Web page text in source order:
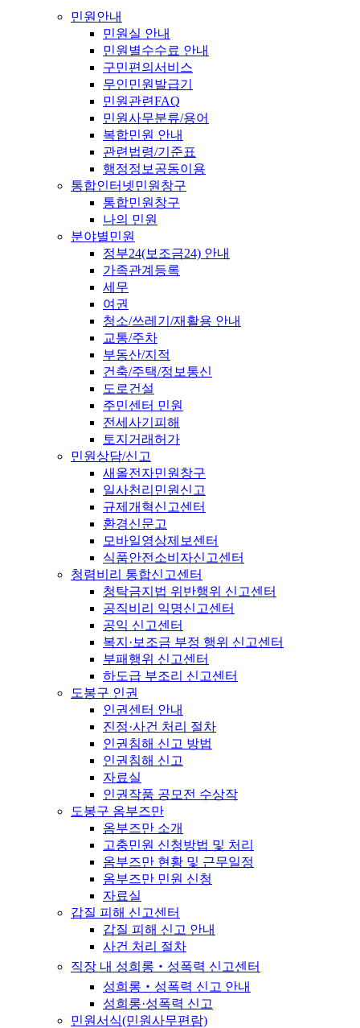
민원안내
민원실 안내
민원별수수료 안내
구민편의서비스
무인민원발급기
민원관련FAQ
민원사무분류/용어
복합민원 안내
관련법령/기준표
행정정보공동이용
통합인터넷민원창구
통합민원창구
나의 민원
분야별민원
정부24(보조금24) 안내
가족관계등록
세무
여권
청소/쓰레기/재활용 안내
교통/주차
부동산/지적
건축/주택/정보통신
도로건설
주민센터 민원
전세사기피해
토지거래허가
민원상담/신고
새올전자민원창구
일사천리민원신고
규제개혁신고센터
환경신문고
모바일영상제보센터
식품안전소비자신고센터
청렴비리 통합신고센터
청탁금지법 위반행위 신고센터
공직비리 익명신고센터
공익 신고센터
복지·보조금 부정 행위 신고센터
부패행위 신고센터
하도급 부조리 신고센터
도봉구 인권
인권센터 안내
진정·사건 처리 절차
인권침해 신고 방법
인권침해 신고
자료실
인권작품 공모전 수상작
도봉구 옴부즈만
옴부즈만 소개
고충민원 신청방법 및 처리
옴부즈만 현황 및 근무일정
옴부즈만 민원 신청
자료실
갑질 피해 신고센터
갑질 피해 신고 안내
사건 처리 절차
직장 내 성희롱‧성폭력 신고센터
성희롱‧성폭력 신고 안내
성희롱·성폭력 신고
민원서식(민원사무편람)